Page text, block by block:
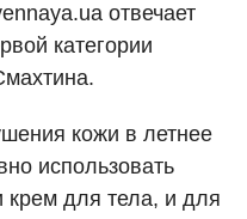
отвечает
категории
кожи в летнее
использовать
для тела, и для